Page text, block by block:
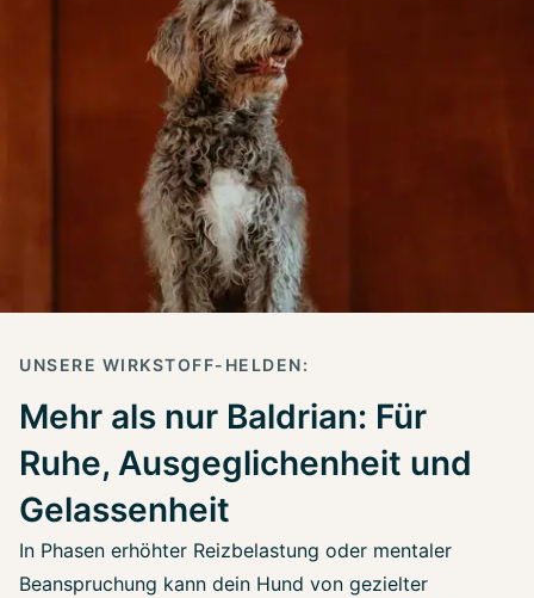
UNSERE WIRKSTOFF-HELDEN:
Mehr als nur Baldrian: Für
Ruhe, Ausgeglichenheit und
Gelassenheit
In Phasen erhöhter Reizbelastung oder mentaler
Beanspruchung kann dein Hund von gezielter